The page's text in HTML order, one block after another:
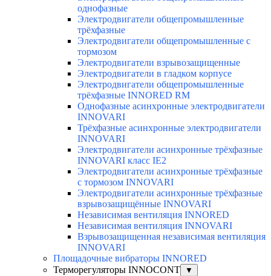
однофазные
Электродвигатели общепромышленные
трёхфазные
Электродвигатели общепромышленные с
тормозом
Электродвигатели взрывозащищенные
Электродвигатели в гладком корпусе
Электродвигатели общепромышленные
трёхфазные INNORED RM
Однофазные асинхронные электродвигатели
INNOVARI
Трёхфазные асинхронные электродвигатели
INNOVARI
Электродвигатели асинхронные трёхфазные
INNOVARI класс IE2
Электродвигатели асинхронные трёхфазные
с тормозом INNOVARI
Электродвигатели асинхронные трёхфазные
взрывозащищённые INNOVARI
Независимая вентиляция INNORED
Независимая вентиляция INNOVARI
Взрывозащищенная независимая вентиляция
INNOVARI
Площадочные вибраторы INNORED
Терморегуляторы INNOCONT
▼